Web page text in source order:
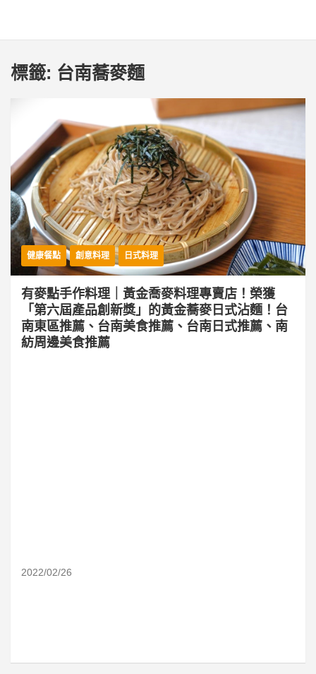
標籤: 台南蕎麥麵
健康餐點 創意料理 日式料理
有麥點手作料理｜黃金喬麥料理專賣店！榮獲
「第六屆產品創新獎」的黃金蕎麥日式沾麵！台
南東區推薦、台南美食推薦、台南日式推薦、南
紡周邊美食推薦
2022/02/26